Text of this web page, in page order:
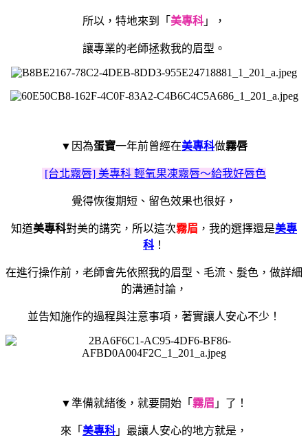
所以，特地來到「 美專科 」，
讓專業的老師拯救我的眉型。
▼因為蛋寶一年前曾經在美專科做霧唇
[台北霧唇] 美專科 輕氧果凍霧唇～給我好唇色
覺得恢復期短、留色效果也很好，
知道美專科對美的講究， 所以這次霧眉 ，我的選擇還是美專
科 ！
在進行操作前，老師會先依照我的眉型、毛流、髮色，做詳細
的溝通討論，
並告知施作的過程與注意事項，著實讓人安心不少！
▼準備就緒後，就要開始「 霧眉 」了！
來「 美專科 」最讓人安心的地方就是，